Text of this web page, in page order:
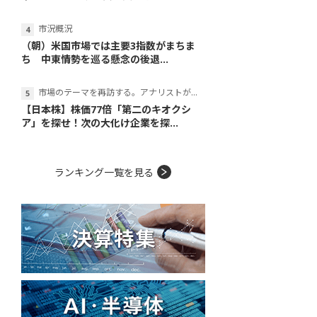
市況概況
（朝）米国市場では主要3指数がまちま
ち 中東情勢を巡る懸念の後退...
市場のテーマを再訪する。アナリストが読み解くテーマの本質
【日本株】株価77倍「第二のキオクシ
ア」を探せ！次の大化け企業を探...
ランキング一覧を見る